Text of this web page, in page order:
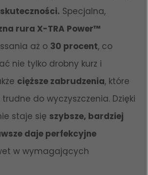
Specjalna,
rura X-TRA Power™
aż o 30 procent, co
nie tylko drobny kurz i
cięższe zabrudzenia, które
trudne do wyczyszczenia. Dzięki
staje się szybsze, bardziej
daje perfekcyjne
w wymagających